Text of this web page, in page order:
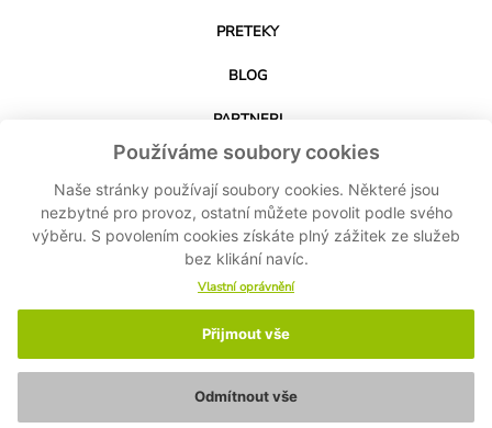
Používáme soubory cookies
Naše stránky používají soubory cookies. Některé jsou
nezbytné pro provoz, ostatní můžete povolit podle svého
výběru. S povolením cookies získáte plný zážitek ze služeb
bez klikání navíc.
Vlastní oprávnění
Přijmout vše
Odmítnout vše
PRETEKY
BLOG
PARTNERI
KONTAKT
STIAHNUŤ APLIKÁCIU
© 2024-2026 Cyklo Kubík - Všetky práva vyhradené MASPEX Slovakia sro -
Nastavenie cookies-Ochrana osobných údajov -Zásady ochrany osobných